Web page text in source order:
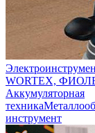
WORTEX,
Аккумуляторная
техника
инструмент